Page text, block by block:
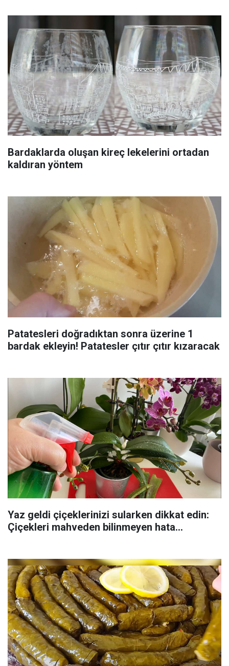
Bardaklarda oluşan kireç lekelerini ortadan
kaldıran yöntem
Patatesleri doğradıktan sonra üzerine 1
bardak ekleyin! Patatesler çıtır çıtır kızaracak
Yaz geldi çiçeklerinizi sularken dikkat edin:
Çiçekleri mahveden bilinmeyen hata...